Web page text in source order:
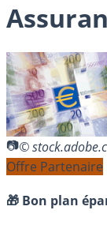
©
Offre Partenaire
🎁 Bon plan